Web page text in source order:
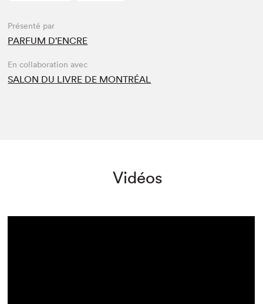
Présenté par
PARFUM D'ENCRE
En collaboration avec
SALON DU LIVRE DE MONTRÉAL
Vidéos